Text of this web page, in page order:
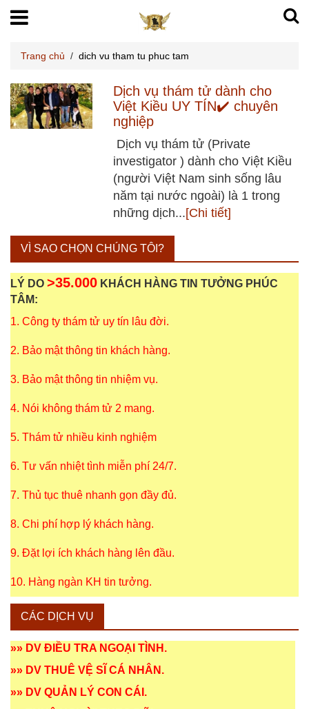
Trang chủ / dich vu tham tu phuc tam
Dịch vụ thám tử dành cho
Việt Kiều UY TÍN✔️ chuyên
nghiệp
Dịch vụ thám tử (Private
investigator ) dành cho Việt Kiều
(người Việt Nam sinh sống lâu
năm tại nước ngoài) là 1 trong
những dịch...[Chi tiết]
VÌ SAO CHỌN CHÚNG TÔI?
LÝ DO >35.000 KHÁCH HÀNG TIN TƯỞNG PHÚC
TÂM:
1. Công ty thám tử uy tín lâu đời.
2. Bảo mật thông tin khách hàng.
3. Bảo mật thông tin nhiệm vụ.
4. Nói không thám tử 2 mang.
5. Thám tử nhiều kinh nghiệm
6. Tư vấn nhiệt tình miễn phí 24/7.
7. Thủ tục thuê nhanh gọn đầy đủ.
8. Chi phí hợp lý khách hàng.
9. Đặt lợi ích khách hàng lên đầu.
10. Hàng ngàn KH tin tưởng.
CÁC DỊCH VỤ
»» DV ĐIỀU TRA NGOẠI TÌNH .
»» DV THUÊ VỆ SĨ CÁ NHÂN .
»» DV QUẢN LÝ CON CÁI .